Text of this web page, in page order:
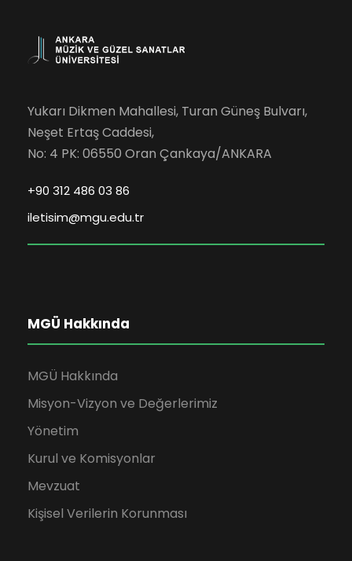
Yukarı Dikmen Mahallesi, Turan Güneş Bulvarı,
Neşet Ertaş Caddesi,
No: 4 PK: 06550 Oran Çankaya/ANKARA
+90 312 486 03 86
iletisim@mgu.edu.tr
MGÜ Hakkında
MGÜ Hakkında
Misyon-Vizyon ve Değerlerimiz
Yönetim
Kurul ve Komisyonlar
Mevzuat
Kişisel Verilerin Korunması